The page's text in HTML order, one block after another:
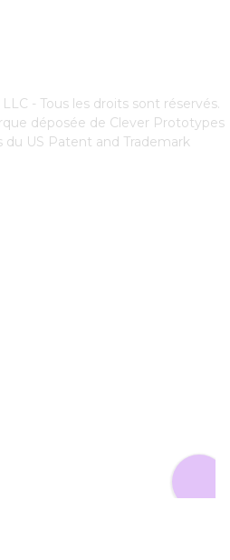
- Tous les droits sont réservés.
déposée de Clever Prototypes
US Patent and Trademark